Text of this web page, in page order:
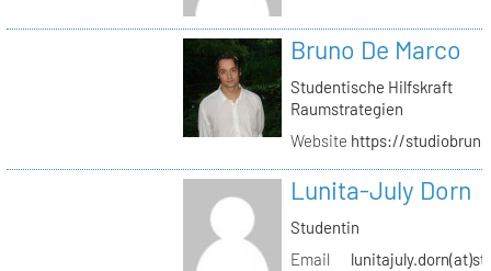
Bruno De Marco
Studentische Hilfskraft
Raumstrategien
Website https://
Lunita-July Dorn
Studentin
Email